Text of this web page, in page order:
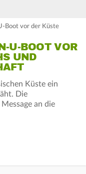
Boot vor der Küste
U-BOOT VOR
UND
Küste ein
Die
an die